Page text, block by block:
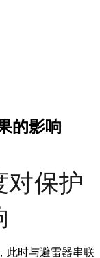
的影响
对保护
此时与避雷器串联